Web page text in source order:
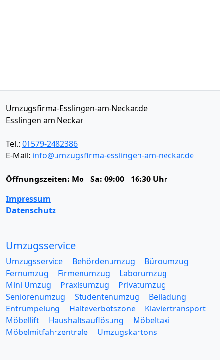
Umzugsfirma-Esslingen-am-Neckar.de
Esslingen am Neckar
Tel.: 01579-2482386
E-Mail: info@umzugsfirma-esslingen-am-neckar.de
Öffnungszeiten: Mo - Sa: 09:00 - 16:30 Uhr
Impressum
Datenschutz
Umzugsservice
Umzugsservice Behördenumzug
Büroumzug
Fernumzug
Firmenumzug
Laborumzug
Mini Umzug
Praxisumzug
Privatumzug
Seniorenumzug
Studentenumzug
Beiladung
Entrümpelung
Halteverbotszone
Klaviertransport
Möbellift
Haushaltsauflösung
Möbeltaxi
Möbelmitfahrzentrale
Umzugskartons